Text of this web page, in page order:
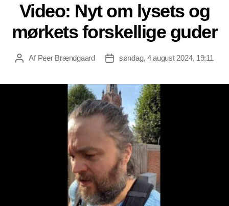
Video: Nyt om lysets og
mørkets forskellige guder
Indlægsforfatter
Af Peer Brændgaard Indlægsdato
søndag, 4 august 2024, 19:11